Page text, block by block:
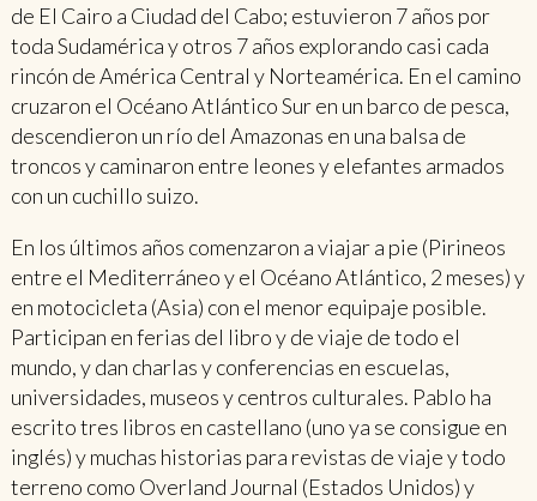
de El Cairo a Ciudad del Cabo; estuvieron 7 años por
toda Sudamérica y otros 7 años explorando casi cada
rincón de América Central y Norteamérica. En el camino
cruzaron el Océano Atlántico Sur en un barco de pesca,
descendieron un río del Amazonas en una balsa de
troncos y caminaron entre leones y elefantes armados
con un cuchillo suizo.
En los últimos años comenzaron a viajar a pie (Pirineos
entre el Mediterráneo y el Océano Atlántico, 2 meses) y
en motocicleta (Asia) con el menor equipaje posible.
Participan en ferias del libro y de viaje de todo el
mundo, y dan charlas y conferencias en escuelas,
universidades, museos y centros culturales. Pablo ha
escrito tres libros en castellano (uno ya se consigue en
inglés) y muchas historias para revistas de viaje y todo
terreno como Overland Journal (Estados Unidos) y